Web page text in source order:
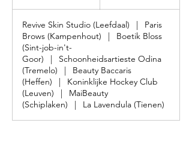
i
n
.
Revive Skin Studio (Leefdaal) |
Paris
Brows (Kampenhout)
|
Boetik Bloss
(Sint-job-in't-
Goor)
|
Schoonheidsartieste Odina
(Tremelo)
|
Beauty Baccaris
(Heffen)
|
Koninklijke Hockey Club
(Leuven)
|
MaiBeauty
(Schiplaken)
| La Lavendula (Tienen)